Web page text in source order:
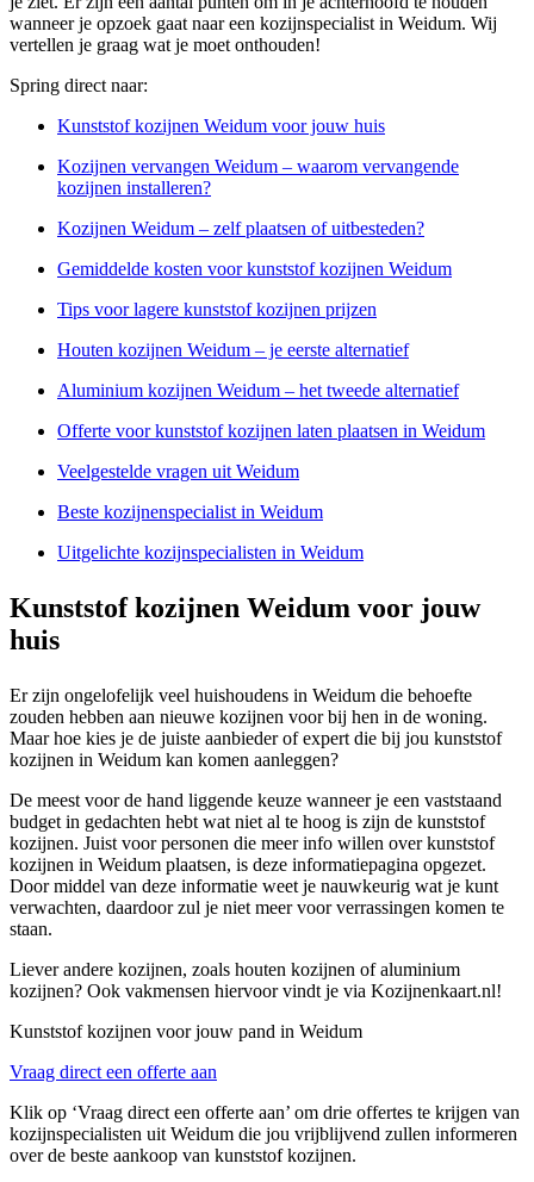
wanneer je opzoek gaat naar een kozijnspecialist in Weidum. Wij
vertellen je graag wat je moet onthouden!
Spring direct naar:
Kunststof kozijnen Weidum voor jouw huis
Kozijnen vervangen Weidum – waarom vervangende
kozijnen installeren?
Kozijnen Weidum – zelf plaatsen of uitbesteden?
Gemiddelde kosten voor kunststof kozijnen Weidum
Tips voor lagere kunststof kozijnen prijzen
Houten kozijnen Weidum – je eerste alternatief
Aluminium kozijnen Weidum – het tweede alternatief
Offerte voor kunststof kozijnen laten plaatsen in Weidum
Veelgestelde vragen uit Weidum
Beste kozijnenspecialist in Weidum
Uitgelichte kozijnspecialisten in Weidum
Kunststof kozijnen Weidum voor jouw
huis
Er zijn ongelofelijk veel huishoudens in Weidum die behoefte
zouden hebben aan nieuwe kozijnen voor bij hen in de woning.
Maar hoe kies je de juiste aanbieder of expert die bij jou kunststof
kozijnen in Weidum kan komen aanleggen?
De meest voor de hand liggende keuze wanneer je een vaststaand
budget in gedachten hebt wat niet al te hoog is zijn de kunststof
kozijnen. Juist voor personen die meer info willen over kunststof
kozijnen in Weidum plaatsen, is deze informatiepagina opgezet.
Door middel van deze informatie weet je nauwkeurig wat je kunt
verwachten, daardoor zul je niet meer voor verrassingen komen te
staan.
Liever andere kozijnen, zoals houten kozijnen of aluminium
kozijnen? Ook vakmensen hiervoor vindt je via Kozijnenkaart.nl!
Kunststof kozijnen voor jouw pand in Weidum
Vraag direct een offerte aan
Klik op ‘Vraag direct een offerte aan’ om drie offertes te krijgen van
kozijnspecialisten uit Weidum die jou vrijblijvend zullen informeren
over de beste aankoop van kunststof kozijnen.